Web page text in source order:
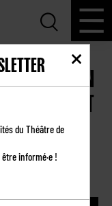
AUX YEUX ET
du Théâtre de
informé·e !